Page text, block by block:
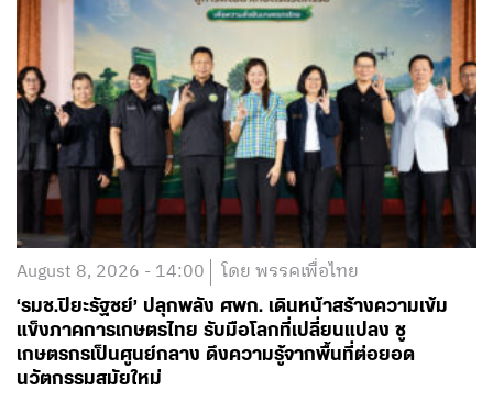
August 8, 2026 - 14:00 โดย พรรคเพื่อไทย
‘รมช.ปิยะรัฐชย์’ ปลุกพลัง ศพก. เดินหน้าสร้างความเข้ม
แข็งภาคการเกษตรไทย รับมือโลกที่เปลี่ยนแปลง ชู
เกษตรกรเป็นศูนย์กลาง ดึงความรู้จากพื้นที่ต่อยอด
นวัตกรรมสมัยใหม่
อ่านต่อ